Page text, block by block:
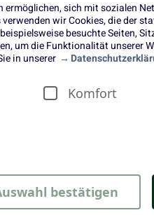
ermöglichen, sich mit sozialen
wir Cookies, die der
besuchte Seiten,
um die Funktionalität unserer
in unserer
Komfort
bestätigen
Aber auch in
Spanien, Frankreich,
Teil aus den